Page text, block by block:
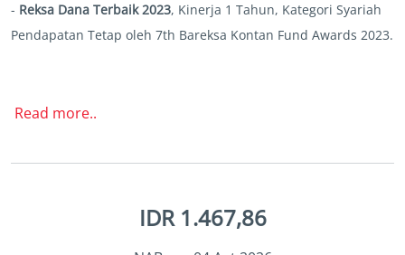
- Reksa Dana Terbaik 2023, Kinerja 1 Tahun, Kategori Syariah
Pendapatan Tetap oleh 7th Bareksa Kontan Fund Awards 2023.
Read more..
IDR 1.467,86